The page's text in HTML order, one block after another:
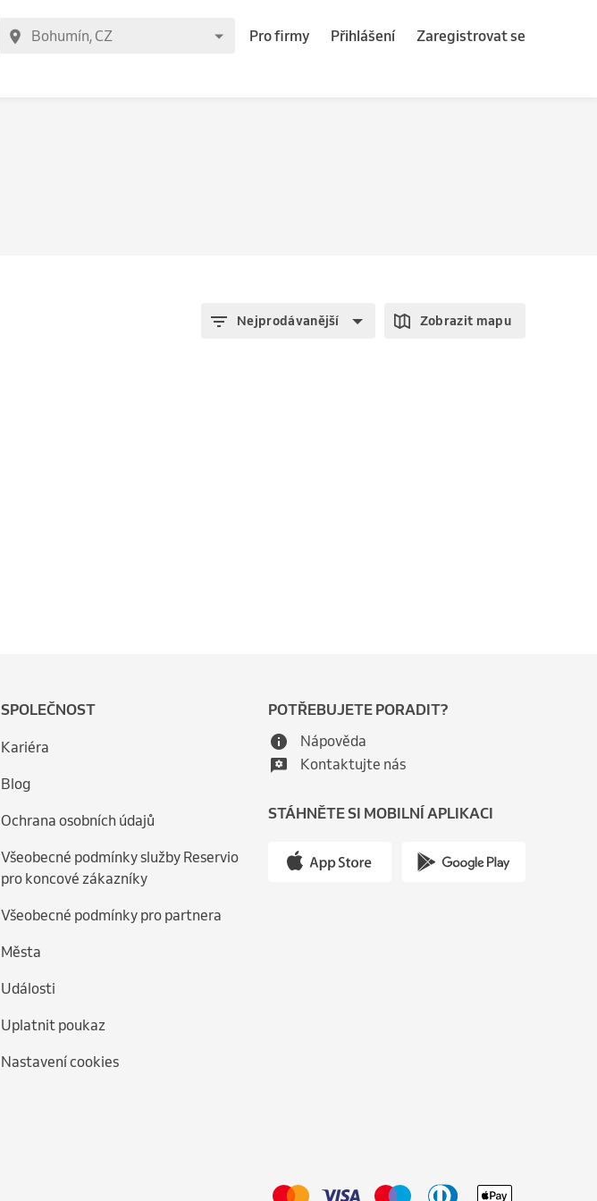
Pro firmy Přihlášení Zaregistrovat se
Nejprodávanější Zobrazit mapu
SPOLEČNOST
Kariéra
Blog
Ochrana osobních údajů
Všeobecné podmínky služby Reservio
pro koncové zákazníky
Všeobecné podmínky pro partnera
Města
Události
Uplatnit poukaz
Nastavení cookies
POTŘEBUJETE PORADIT?
Nápověda
Kontaktujte nás
STÁHNĚTE SI MOBILNÍ APLIKACI